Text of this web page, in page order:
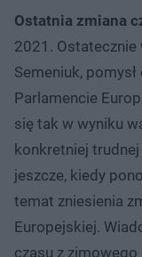
Ostatnia zmiana
2021. Ostatecznie
Semeniuk,
Parlamencie
się tak w wyniku
konkretniej
jeszcze, kiedy
temat zniesienia
Europejskiej.
czasu z